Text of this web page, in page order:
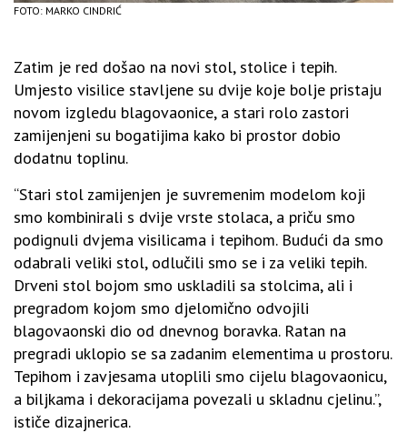
FOTO: MARKO CINDRIĆ
Zatim je red došao na novi stol, stolice i tepih.
Umjesto visilice stavljene su dvije koje bolje pristaju
novom izgledu blagovaonice, a stari rolo zastori
zamijenjeni su bogatijima kako bi prostor dobio
dodatnu toplinu.
“Stari stol zamijenjen je suvremenim modelom koji
smo kombinirali s dvije vrste stolaca, a priču smo
podignuli dvjema visilicama i tepihom. Budući da smo
odabrali veliki stol, odlučili smo se i za veliki tepih.
Drveni stol bojom smo uskladili sa stolcima, ali i
pregradom kojom smo djelomično odvojili
blagovaonski dio od dnevnog boravka. Ratan na
pregradi uklopio se sa zadanim elementima u prostoru.
Tepihom i zavjesama utoplili smo cijelu blagovaonicu,
a biljkama i dekoracijama povezali u skladnu cjelinu.”,
ističe dizajnerica.